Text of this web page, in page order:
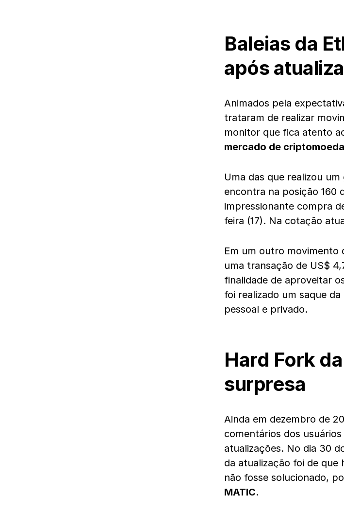
Baleias da
após
Animados pela
trataram de realizar
monitor que fica atento
mercado de
Uma das que realizou
encontra na posição 160
impressionante compra
feira (17). Na cotação
Em um outro movimento
uma transação de US$
finalidade de aproveitar
foi realizado um saque
pessoal e privado.
Hard Fork
surpresa
Ainda em dezembro de
comentários dos
atualizações. No dia 30
da atualização foi de que
não fosse solucionado,
MATIC.